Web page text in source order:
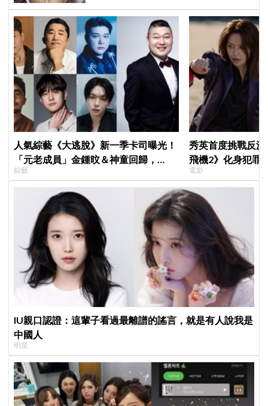
人氣綜藝《大逃脫》新一季卡司曝光！
「元老成員」金鍾旼＆神童回歸，
SEVENTEEN 勝寛驚喜加盟，姜鎬童缺
席成最大焦點
綜藝
秀英首度挑戰反
飛機2》化身犯罪
電影
IU親口認證：這輩子看過最離譜的謠言，就是有人說我是
中國人
明星